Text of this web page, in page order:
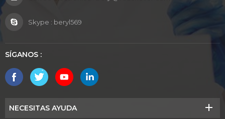
Skype : beryl569
SÍGANOS :
NECESITAS AYUDA